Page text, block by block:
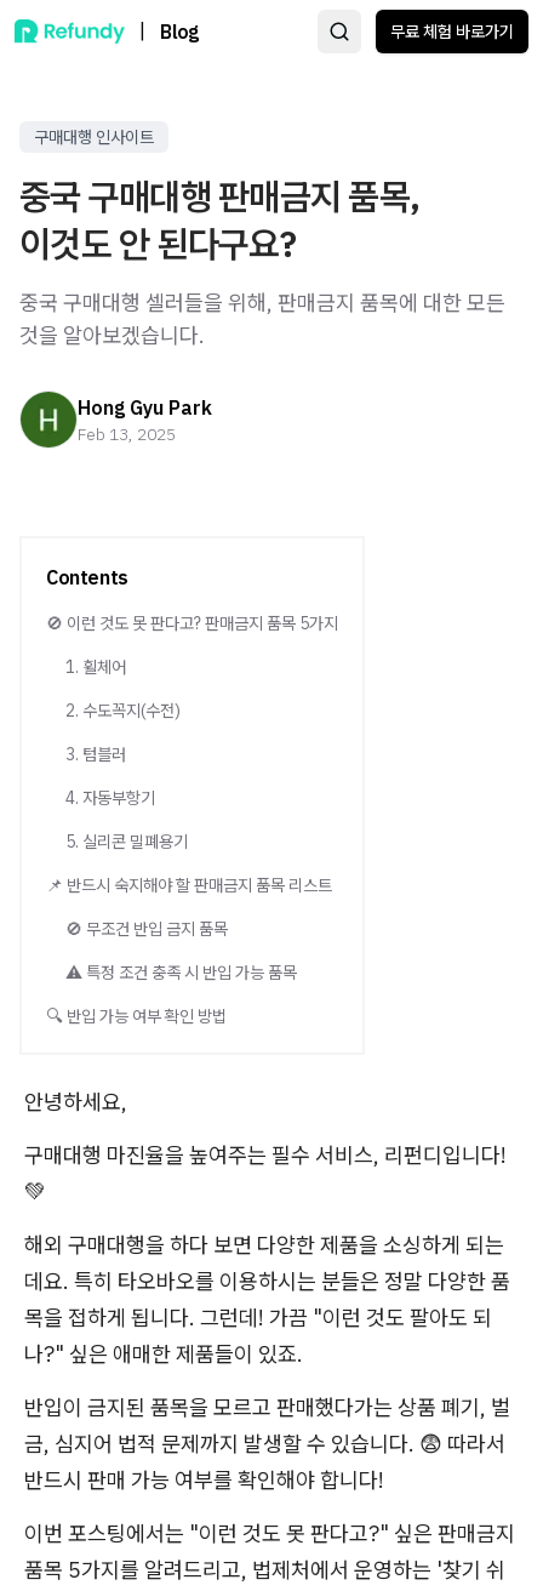
Blog 무료 체험 바로가기
구매대행 인사이트
중국 구매대행 판매금지 품목,
이것도 안 된다구요?
중국 구매대행 셀러들을 위해, 판매금지 품목에 대한 모든
것을 알아보겠습니다.
Hong Gyu Park
Feb 13, 2025
Contents
🚫 이런 것도 못 판다고? 판매금지 품목 5가지
1. 휠체어
2. 수도꼭지(수전)
3. 텀블러
4. 자동부항기
5. 실리콘 밀폐용기
📌 반드시 숙지해야 할 판매금지 품목 리스트
🚫 무조건 반입 금지 품목
⚠️ 특정 조건 충족 시 반입 가능 품목
🔍 반입 가능 여부 확인 방법
안녕하세요,
구매대행 마진율을 높여주는 필수 서비스, 리펀디입니다!
💚
해외 구매대행을 하다 보면 다양한 제품을 소싱하게 되는
데요. 특히 타오바오를 이용하시는 분들은 정말 다양한 품
목을 접하게 됩니다. 그런데! 가끔 "이런 것도 팔아도 되
나?" 싶은 애매한 제품들이 있죠.
반입이 금지된 품목을 모르고 판매했다가는 상품 폐기, 벌
금, 심지어 법적 문제까지 발생할 수 있습니다. 😨 따라서
반드시 판매 가능 여부를 확인해야 합니다!
이번 포스팅에서는 "이런 것도 못 판다고?" 싶은 판매금지
품목 5가지를 알려드리고, 법제처에서 운영하는 '찾기 쉬